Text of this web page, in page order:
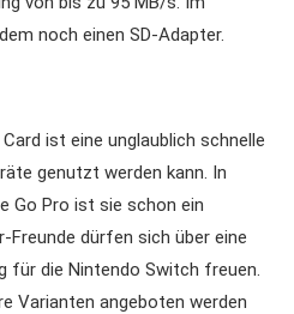
noch einen SD-Adapter.
Card ist eine unglaublich schnelle
genutzt werden kann. In
Go Pro ist sie schon ein
Freunde dürfen sich über eine
für die Nintendo Switch freuen.
Varianten angeboten werden